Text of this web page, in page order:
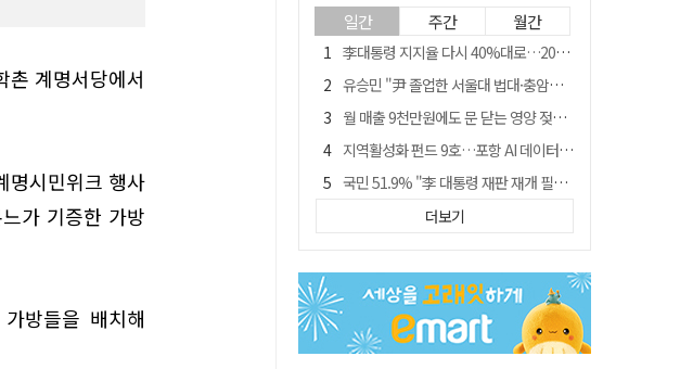
계명서당에서
명시민위크 행사
가 기증한 가방
방들을 배치해
일간 주간 월간
李대통령 지지율 다시 40%대로…20대는 18.8%p 급락
유승민 "尹 졸업한 서울대 법대·충암고도 없애야"…李 육사 통합 직격
월 매출 9천만원에도 문 닫는 영양 젖소농장… "일할 사람이 없어"
지역활성화 펀드 9호…포항 AI 데이터센터에 6천억 투입
국민 51.9% "李 대통령 재판 재개 필요하다"
경북 영천시, 9월부터 11월까지 반값 여행 혜택 제공
'솔리다임 IPO 추진설' SK하이닉스, 주가 9% 급락
경찰, 홍명보 선임 의혹 수사…대한축구협회 전격 압수수색
"김용민, 흑백논리로 세상 보는 듯" 검찰 내부서 지탄
더보기